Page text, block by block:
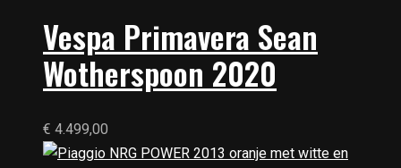
Vespa Primavera Sean
Wotherspoon 2020
€ 4.499,00